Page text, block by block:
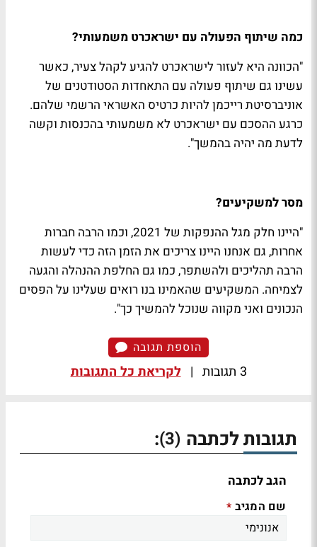
כמה שיתוף הפעולה עם ישראכרט משמעותי?
"הכוונה היא לעזור לישראכרט להגיע לקהל צעיר, כאשר
עשינו גם שיתוף פעולה עם התאחדות הסטודטנים של
אוניברסיטת רייכמן להיות כרטיס האשראי הרשמי שלהם.
כרגע ההסכם עם ישראכרט לא משמעותי בהכנסות וקשה
לדעת מה יהיה בהמשך".
מסר למשקיעים?
"היינו חלק מגל ההנפקות של 2021, וכמו הרבה חברות
אחרות, גם אנחנו היינו צריכים את הזמן הזה כדי לעשות
הרבה תהליכים ולהשתפר, כמו גם החלפת ההנהלה והגעה
לצמיחה. המשקיעים שהאמינו בנו רואים שעלינו על הפסים
הנכונים ואני מקווה שנוכל להמשיך כך".
הוספת תגובה
3 תגובות | לקריאת כל התגובות
תגובות לכתבה (3)
:
הגב לכתבה
שם המגיב *